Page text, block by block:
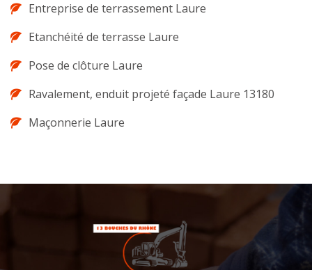
Entreprise de terrassement Laure
Etanchéité de terrasse Laure
Pose de clôture Laure
Ravalement, enduit projeté façade Laure 13180
Maçonnerie Laure